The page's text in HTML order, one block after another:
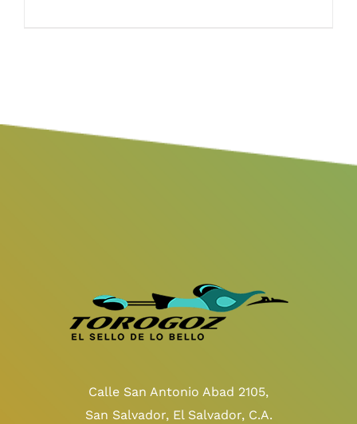
Calle San Antonio Abad 2105,
San Salvador, El Salvador, C.A.